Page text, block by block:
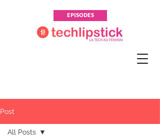
EPISODES
Post
All Posts